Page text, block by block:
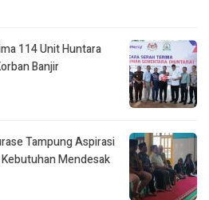
114 Unit Huntara
Banjir
Tampung Aspirasi
Kebutuhan Mendesak